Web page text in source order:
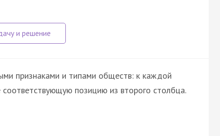
признаками и типами обществ: к каждой
позицию из второго столбца.